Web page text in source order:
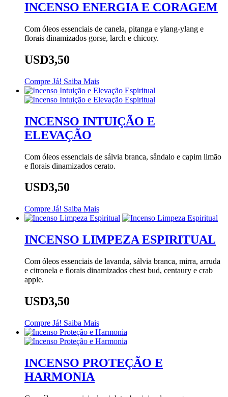
INCENSO ENERGIA E CORAGEM
Com óleos essenciais de canela, pitanga e ylang-ylang e
florais dinamizados gorse, larch e chicory.
USD3,50
Compre Já! Saiba Mais
INCENSO INTUIÇÃO E
ELEVAÇÃO
Com óleos essenciais de sálvia branca, sândalo e capim limão
e florais dinamizados cerato.
USD3,50
Compre Já! Saiba Mais
INCENSO LIMPEZA ESPIRITUAL
Com óleos essenciais de lavanda, sálvia branca, mirra, arruda
e citronela e florais dinamizados chest bud, centaury e crab
apple.
USD3,50
Compre Já! Saiba Mais
INCENSO PROTEÇÃO E
HARMONIA